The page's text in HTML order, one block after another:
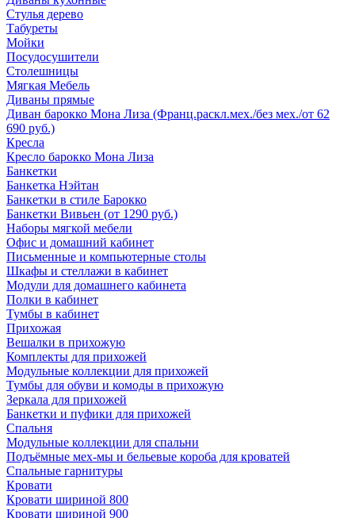
Стулья дерево
Табуреты
Мойки
Посудосушители
Столешницы
Мягкая Мебель
Диваны прямые
Диван барокко Мона Лиза (Франц.раскл.мех./без мех./от 62
690 руб.)
Кресла
Кресло барокко Мона Лиза
Банкетки
Банкетка Нэйтан
Банкетки в стиле Барокко
Банкетки Вивьен (от 1290 руб.)
Наборы мягкой мебели
Офис и домашний кабинет
Письменные и компьютерные столы
Шкафы и стеллажи в кабинет
Модули для домашнего кабинета
Полки в кабинет
Тумбы в кабинет
Прихожая
Вешалки в прихожую
Комплекты для прихожей
Модульные коллекции для прихожей
Тумбы для обуви и комоды в прихожую
Зеркала для прихожей
Банкетки и пуфики для прихожей
Спальня
Модульные коллекции для спальни
Подъёмные мех-мы и бельевые короба для кроватей
Спальные гарнитуры
Кровати
Кровати шириной 800
Кровати шириной 900